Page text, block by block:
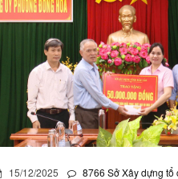
Xe Tải
Xe Tải
Xe Tải
Xe Tải
Xe Tải